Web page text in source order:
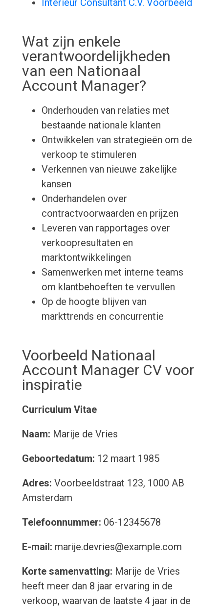
Interieur Consultant C.V. Voorbeeld
Wat zijn enkele
verantwoordelijkheden
van een Nationaal
Account Manager?
Onderhouden van relaties met
bestaande nationale klanten
Ontwikkelen van strategieën om de
verkoop te stimuleren
Verkennen van nieuwe zakelijke
kansen
Onderhandelen over
contractvoorwaarden en prijzen
Leveren van rapportages over
verkoopresultaten en
marktontwikkelingen
Samenwerken met interne teams
om klantbehoeften te vervullen
Op de hoogte blijven van
markttrends en concurrentie
Voorbeeld Nationaal
Account Manager CV voor
inspiratie
Curriculum Vitae
Naam: Marije de Vries
Geboortedatum: 12 maart 1985
Adres: Voorbeeldstraat 123, 1000 AB
Amsterdam
Telefoonnummer: 06-12345678
E-mail: marije.devries@example.com
Korte samenvatting: Marije de Vries
heeft meer dan 8 jaar ervaring in de
verkoop, waarvan de laatste 4 jaar in de